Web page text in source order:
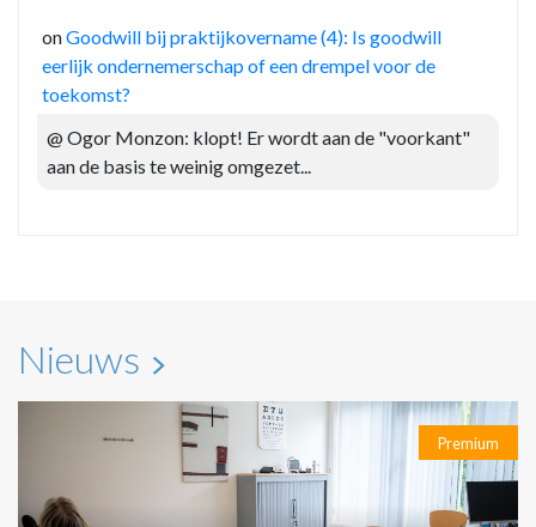
onGoodwill bij praktijkovername (4): Is goodwill
eerlijk ondernemerschap of een drempel voor de
toekomst?
@ Ogor Monzon: klopt! Er wordt aan de "voorkant"
aan de basis te weinig omgezet...
Nieuws
Premium